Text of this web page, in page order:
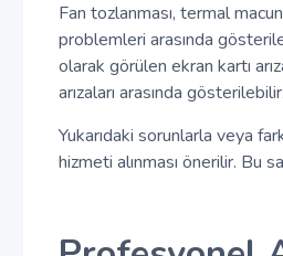
Fan tozlanması, termal macun
problemleri arasında
olarak görülen ekran kartı
arızaları arasında gösterilebilir.
Yukarıdaki sorunlarla veya
hizmeti alınması önerilir. Bu